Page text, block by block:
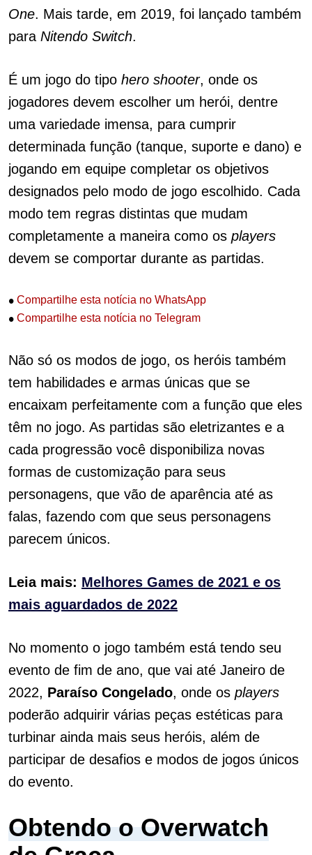
One. Mais tarde, em 2019, foi lançado também
para Nitendo Switch.
É um jogo do tipo hero shooter, onde os
jogadores devem escolher um herói, dentre
uma variedade imensa, para cumprir
determinada função (tanque, suporte e dano) e
jogando em equipe completar os objetivos
designados pelo modo de jogo escolhido. Cada
modo tem regras distintas que mudam
completamente a maneira como os players
devem se comportar durante as partidas.
• Compartilhe esta notícia no WhatsApp
• Compartilhe esta notícia no Telegram
Não só os modos de jogo, os heróis também
tem habilidades e armas únicas que se
encaixam perfeitamente com a função que eles
têm no jogo. As partidas são eletrizantes e a
cada progressão você disponibiliza novas
formas de customização para seus
personagens, que vão de aparência até as
falas, fazendo com que seus personagens
parecem únicos.
Leia mais: Melhores Games de 2021 e os
mais aguardados de 2022
No momento o jogo também está tendo seu
evento de fim de ano, que vai até Janeiro de
2022, Paraíso Congelado, onde os players
poderão adquirir várias peças estéticas para
turbinar ainda mais seus heróis, além de
participar de desafios e modos de jogos únicos
do evento.
Obtendo oOverwatch